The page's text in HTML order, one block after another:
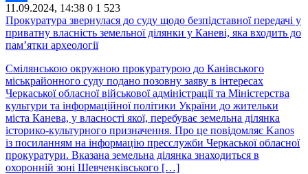
Share
11.09.2024, 14:38 0 1 523
Прокуратура звернулася до суду щодо безпідставної передачі у
приватну власність земельної ділянки у Каневі, яка входить до
пам’ятки археології
Смілянською окружною прокуратурою до Канівського
міськрайонного суду подано позовну заяву в інтересах
Черкаської обласної військової адміністрації та Міністерства
культури та інформаційної політики України до жительки
міста Канева, у власності якої, перебуває земельна ділянка
історико-культурного призначення. Про це повідомляє Kanos
із посиланням на інформацію пресслужби Черкаської обласної
прокуратури. Вказана земельна ділянка знаходиться в
охоронній зоні Шевченківського […]